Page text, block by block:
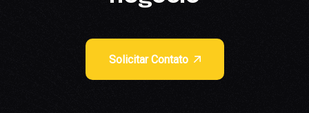
Solicitar Contato